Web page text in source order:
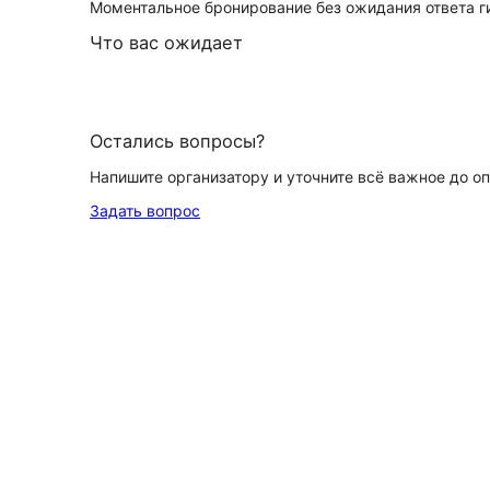
Моментальное бронирование без ожидания ответа
Что вас ожидает
Остались вопросы?
Напишите организатору и уточните всё важное до
Задать вопрос